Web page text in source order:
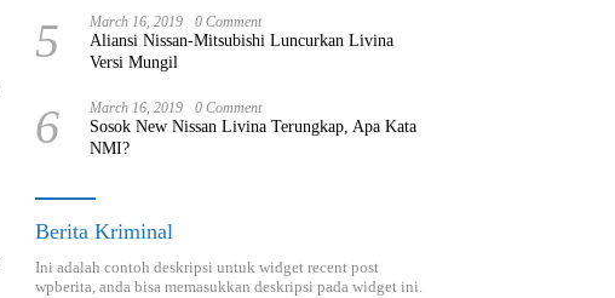
5 March 16, 2019 0 Comment
Aliansi Nissan-Mitsubishi Luncurkan Livina
Versi Mungil
6 March 16, 2019 0 Comment
Sosok New Nissan Livina Terungkap, Apa Kata
NMI?
Berita Kriminal
Ini adalah contoh deskripsi untuk widget recent post
wpberita, anda bisa memasukkan deskripsi pada widget ini.